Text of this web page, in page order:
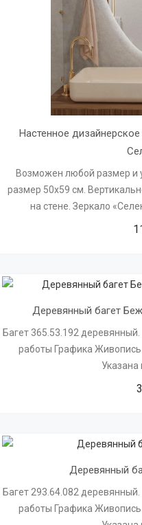
Настенное
Возможен любой размер и
размер 50х59 см.
на стене. Зеркало
Деревянный багет
Багет 365.53.192
работы Графика
Указана
Деревянный
Багет 293.64.082
работы Графика